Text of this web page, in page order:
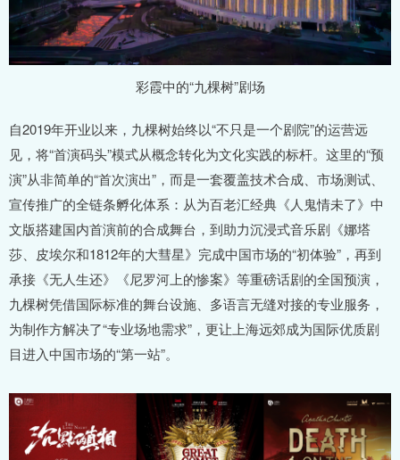
彩霞中的“九棵树”剧场
自2019年开业以来，九棵树始终以“不只是一个剧院”的运营远
见，将“首演码头”模式从概念转化为文化实践的标杆。这里的“预
演”从非简单的“首次演出”，而是一套覆盖技术合成、市场测试、
宣传推广的全链条孵化体系：从为百老汇经典《人鬼情未了》中
文版搭建国内首演前的合成舞台，到助力沉浸式音乐剧《娜塔
莎、皮埃尔和1812年的大彗星》完成中国市场的“初体验”，再到
承接《无人生还》《尼罗河上的惨案》等重磅话剧的全国预演，
九棵树凭借国际标准的舞台设施、多语言无缝对接的专业服务，
为制作方解决了“专业场地需求”，更让上海远郊成为国际优质剧
目进入中国市场的“第一站”。